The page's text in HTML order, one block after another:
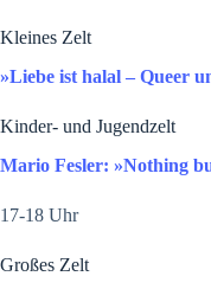
Kleines Zelt
»Liebe ist halal ­­­­– Queer
Kinder- und Jugendzelt
Mario Fesler: »Nothing
17-18 Uhr
Großes Zelt